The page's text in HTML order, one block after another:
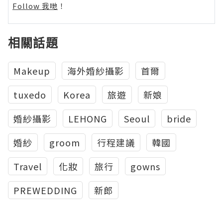
Follow 我哋 ！
相關話題
Makeup 海外婚紗攝影
首爾
tuxedo
Korea 旅遊
新娘
婚紗攝影
LEHONG Seoul
bride
婚紗
groom 行程建議
韓國
Travel
化妝 旅行
gowns
PREWEDDING
新郎